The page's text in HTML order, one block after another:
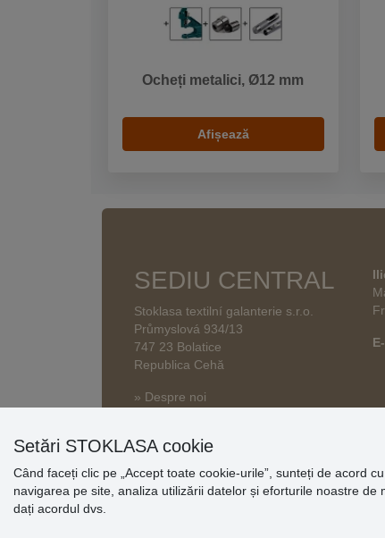
Ocheți metalici, Ø12 mm
Afișează
SEDIU CENTRAL
Stoklasa textilní galanterie s.r.o.
Průmyslová 934/13
747 23 Bolatice
Republica Cehă
» Despre noi
Setări STOKLASA cookie
Când faceți clic pe „Accept toate cookie-urile”, sunteți de acord
navigarea pe site, analiza utilizării datelor și eforturile noastre de
dați acordul dvs.